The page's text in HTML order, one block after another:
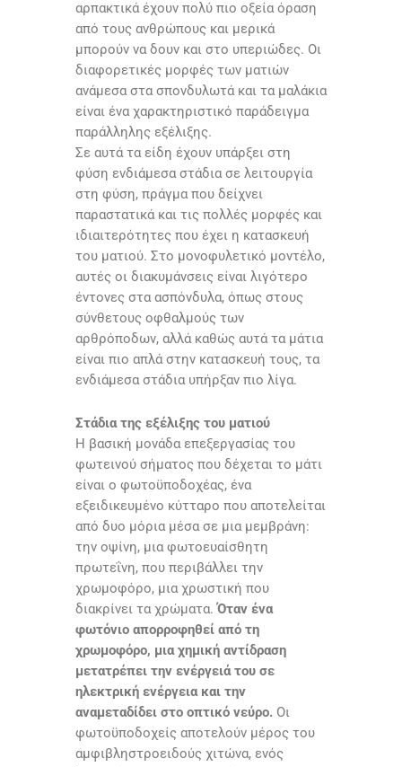
αρπακτικά έχουν πολύ πιο οξεία όραση
από τους ανθρώπους και μερικά
μπορούν να δουν και στο υπεριώδες. Οι
διαφορετικές μορφές των ματιών
ανάμεσα στα σπονδυλωτά και τα μαλάκια
είναι ένα χαρακτηριστικό παράδειγμα
παράλληλης εξέλιξης.
Σε αυτά τα είδη έχουν υπάρξει στη
φύση ενδιάμεσα στάδια σε λειτουργία
στη φύση, πράγμα που δείχνει
παραστατικά και τις πολλές μορφές και
ιδιαιτερότητες που έχει η κατασκευή
του ματιού. Στο μονοφυλετικό μοντέλο,
αυτές οι διακυμάνσεις είναι λιγότερο
έντονες στα ασπόνδυλα, όπως στους
σύνθετους οφθαλμούς των
αρθρόποδων, αλλά καθώς αυτά τα μάτια
είναι πιο απλά στην κατασκευή τους, τα
ενδιάμεσα στάδια υπήρξαν πιο λίγα.
Στάδια της εξέλιξης του ματιού
Η βασική μονάδα επεξεργασίας του
φωτεινού σήματος που δέχεται το μάτι
είναι ο φωτοϋποδοχέας, ένα
εξειδικευμένο κύτταρο που αποτελείται
από δυο μόρια μέσα σε μια μεμβράνη:
την οψίνη, μια φωτοευαίσθητη
πρωτεΐνη, που περιβάλλει την
χρωμοφόρο, μια χρωστική που
διακρίνει τα χρώματα.Όταν ένα
φωτόνιο απορροφηθεί από τη
χρωμοφόρο, μια χημική αντίδραση
μετατρέπει την ενέργειά του σε
ηλεκτρική ενέργεια και την
αναμεταδίδει στο οπτικό νεύρο. Οι
φωτοϋποδοχείς αποτελούν μέρος του
αμφιβληστροειδούς χιτώνα, ενός